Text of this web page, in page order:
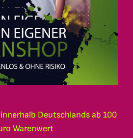
Deutschlands ab 100
Warenwert